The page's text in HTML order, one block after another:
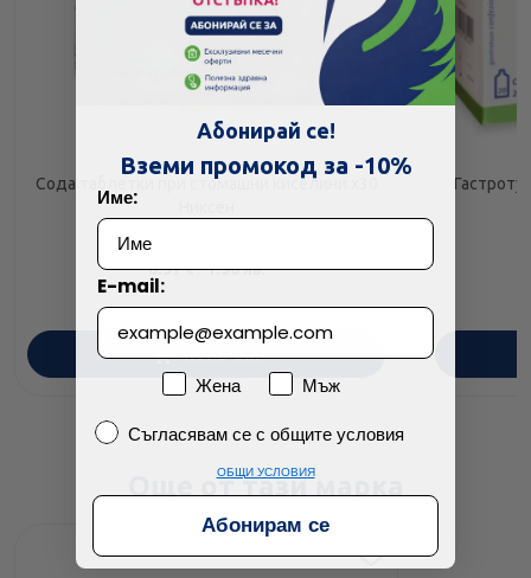
Сода таблетки при стомашни киселини х30
0.97€ /1.90лв.
ПОРЪЧАЙ
Още от тази марка
Абонирай се!
Вземи промокод за -10%
Име:
E-mail:
ПолЖена
Мъж
Съгласявам се с общите условия
Съгласявам се с общите условия
ОБЩИ УСЛОВИЯ
Абонирам се